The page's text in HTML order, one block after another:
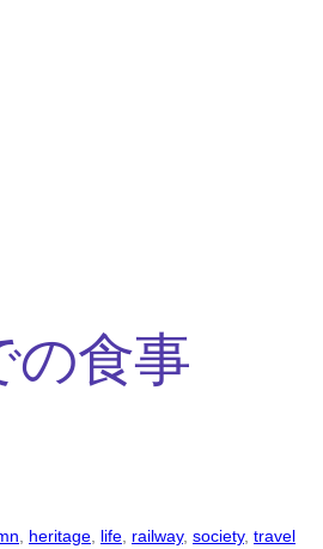
の食事
, heritage, life, railway, society, travel